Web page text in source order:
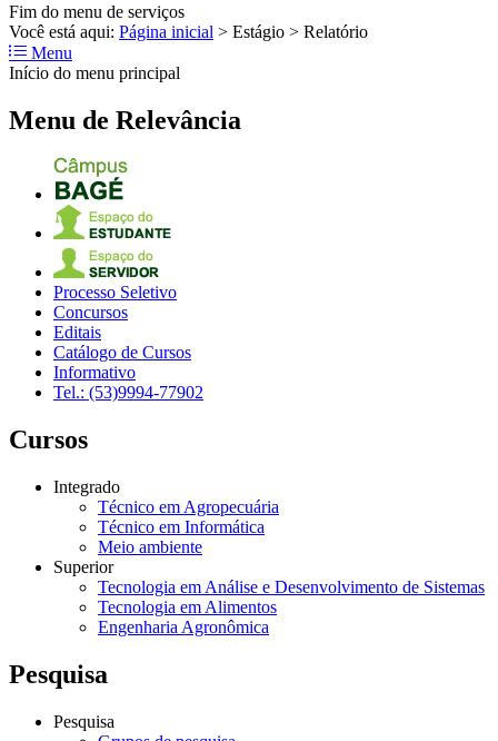
Fim do menu de serviços
Você está aqui: Página inicial > Estágio > Relatório
Menu
Início do menu principal
Menu de Relevância
Processo Seletivo
Concursos
Editais
Catálogo de Cursos
Informativo
Tel.: (53)9994-77902
Cursos
Integrado
Técnico em Agropecuária
Técnico em Informática
Meio ambiente
Superior
Tecnologia em Análise e Desenvolvimento de Sistemas
Tecnologia em Alimentos
Engenharia Agronômica
Pesquisa
Pesquisa